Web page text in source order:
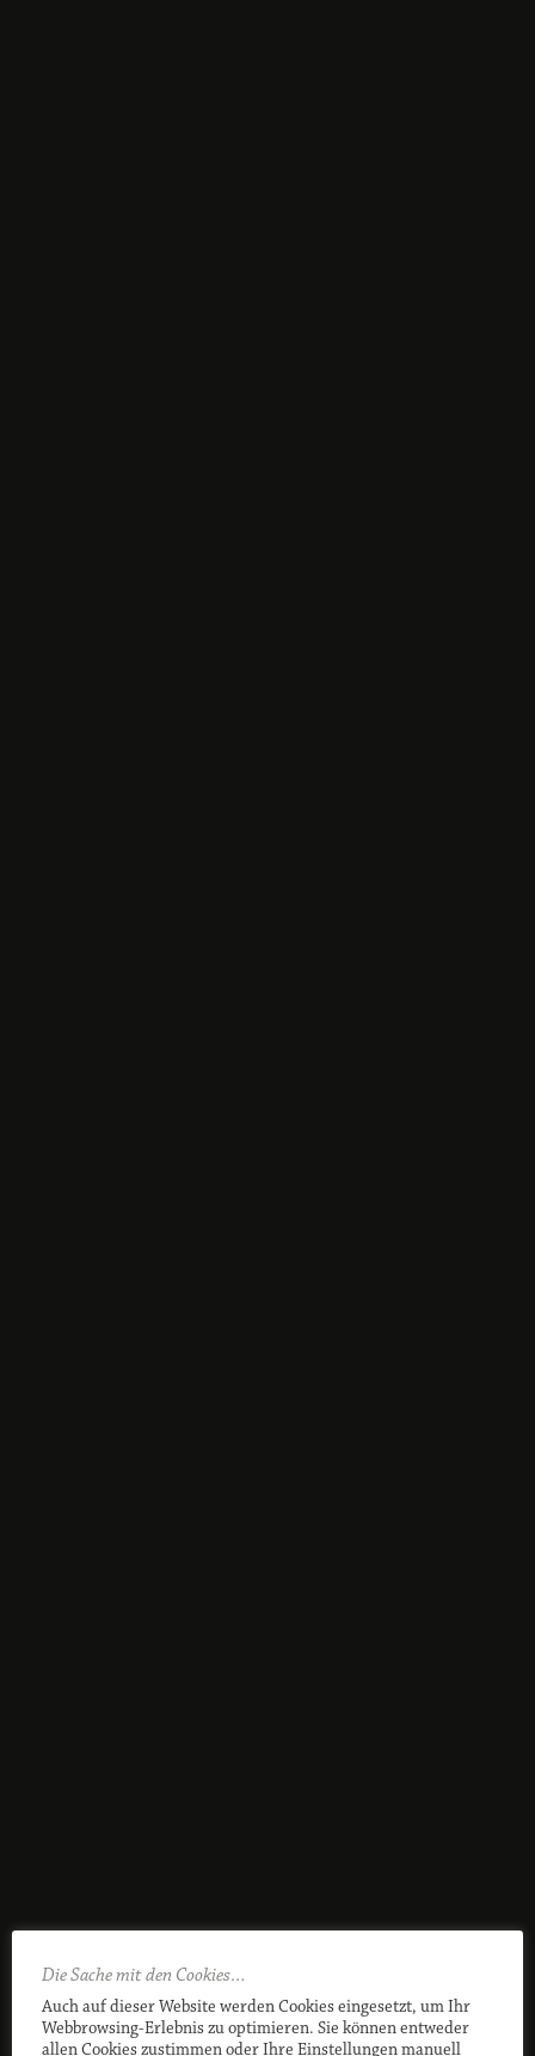
Die Sache mit den Cookies…
Auch auf dieser Website werden Cookies eingesetzt, um Ihr
Webbrowsing-Erlebnis zu optimieren. Sie können entweder
allen Cookies zustimmen oder Ihre Einstellungen manuell